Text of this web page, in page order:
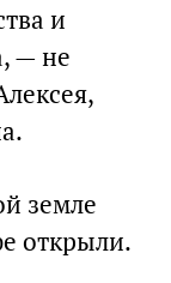
и
— не
земле
открыли.